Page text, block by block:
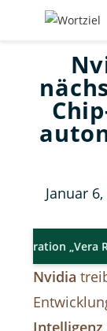
Januar
„Vera Rubin“
Nvidia
Intelligenz